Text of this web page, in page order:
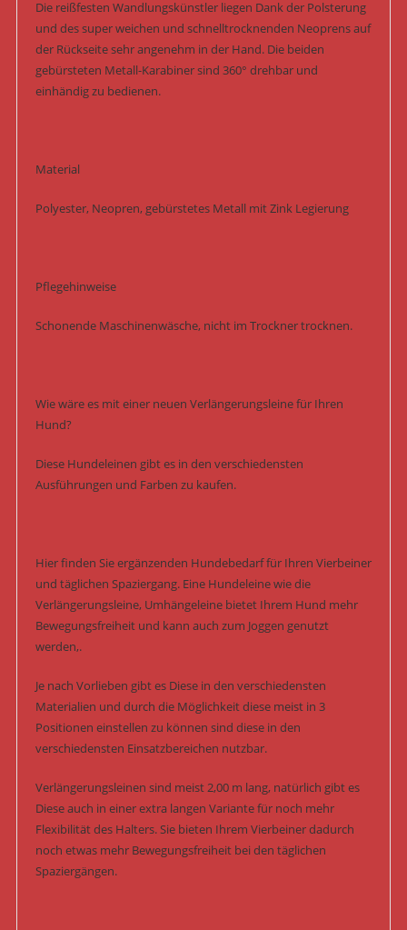
Die reißfesten Wandlungskünstler liegen Dank der Polsterung
und des super weichen und schnelltrocknenden Neoprens auf
der Rückseite sehr angenehm in der Hand. Die beiden
gebürsteten Metall-Karabiner sind 360° drehbar und
einhändig zu bedienen.
Material
Polyester, Neopren, gebürstetes Metall mit Zink Legierung
Pflegehinweise
Schonende Maschinenwäsche, nicht im Trockner trocknen.
Wie wäre es mit einer neuen Verlängerungsleine für Ihren
Hund?
Diese Hundeleinen gibt es in den verschiedensten
Ausführungen und Farben zu kaufen.
Hier finden Sie ergänzenden Hundebedarf für Ihren Vierbeiner
und täglichen Spaziergang. Eine Hundeleine wie die
Verlängerungsleine, Umhängeleine bietet Ihrem Hund mehr
Bewegungsfreiheit und kann auch zum Joggen genutzt
werden,.
Je nach Vorlieben gibt es Diese in den verschiedensten
Materialien und durch die Möglichkeit diese meist in 3
Positionen einstellen zu können sind diese in den
verschiedensten Einsatzbereichen nutzbar.
Verlängerungsleinen sind meist 2,00 m lang, natürlich gibt es
Diese auch in einer extra langen Variante für noch mehr
Flexibilität des Halters. Sie bieten Ihrem Vierbeiner dadurch
noch etwas mehr Bewegungsfreiheit bei den täglichen
Spaziergängen.